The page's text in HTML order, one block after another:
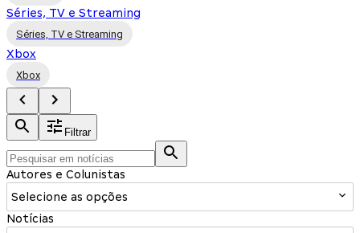
Séries, TV e Streaming
Séries, TV e Streaming
Xbox
Xbox
Filtrar
Autores e Colunistas
Selecione as opções
Notícias